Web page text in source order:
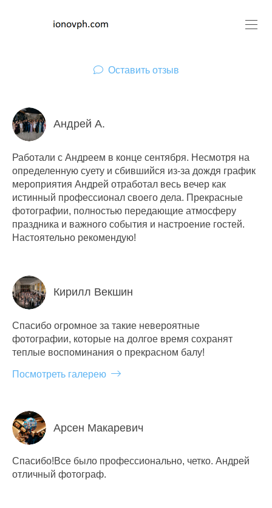
Оставить отзыв
Андрей А.
Работали с Андреем в конце сентября. Несмотря на
определенную суету и сбившийся из-за дождя график
мероприятия Андрей отработал весь вечер как
истинный профессионал своего дела. Прекрасные
фотографии, полностью передающие атмосферу
праздника и важного события и настроение гостей.
Настоятельно рекомендую!
Кирилл Векшин
Спасибо огромное за такие невероятные
фотографии, которые на долгое время сохранят
теплые воспоминания о прекрасном балу!
Посмотреть галерею
Арсен Макаревич
Спасибо!Все было профессионально, четко. Андрей
отличный фотограф.